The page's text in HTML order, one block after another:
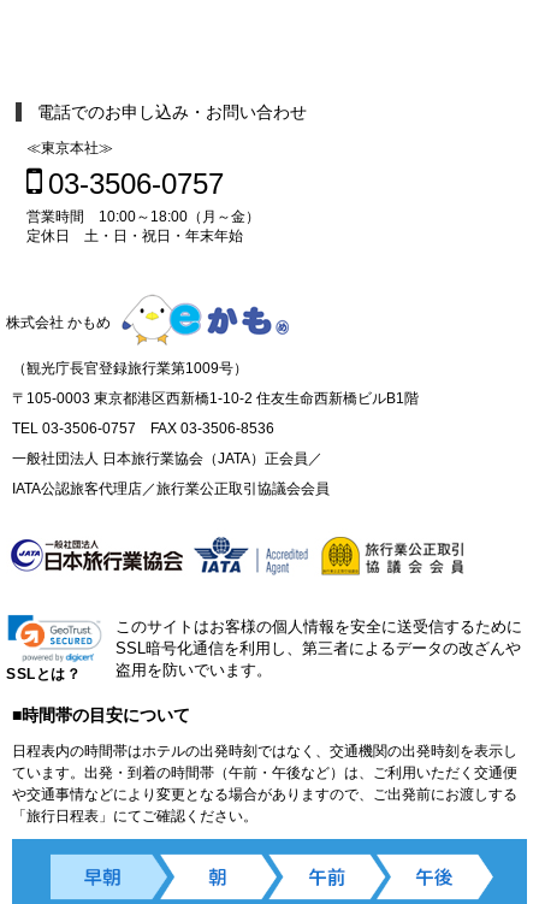
電話でのお申し込み・お問い合わせ
≪東京本社≫
03-3506-0757
営業時間 10:00～18:00（月～金）
定休日 土・日・祝日・年末年始
株式会社 かもめ
（観光庁長官登録旅行業第1009号）
〒105-0003 東京都港区西新橋1-10-2 住友生命西新橋ビルB1階
TEL 03-3506-0757 FAX 03-3506-8536
一般社団法人 日本旅行業協会（JATA）正会員／
IATA公認旅客代理店／旅行業公正取引協議会会員
SSLとは？
このサイトはお客様の個人情報を安全に送受信するために
SSL暗号化通信を利用し、第三者によるデータの改ざんや
盗用を防いでいます。
■時間帯の目安について
日程表内の時間帯はホテルの出発時刻ではなく、交通機関の出発時刻を表示し
ています。出発・到着の時間帯（午前・午後など）は、ご利用いただく交通便
や交通事情などにより変更となる場合がありますので、ご出発前にお渡しする
「旅行日程表」にてご確認ください。